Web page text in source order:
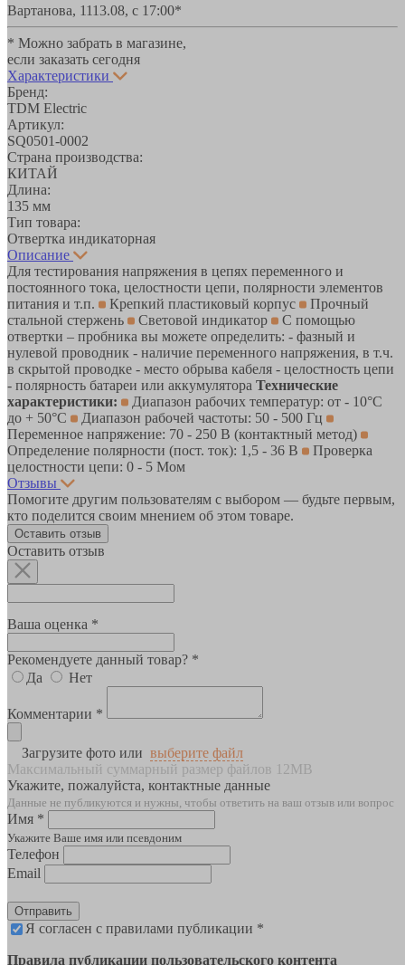
Вартанова, 1113.08, с 17:00*
* Можно забрать в магазине,
если заказать сегодня
Характеристики
Бренд:
TDM Electric
Артикул:
SQ0501-0002
Страна производства:
КИТАЙ
Длина:
135 мм
Тип товара:
Отвертка индикаторная
Описание
Для тестирования напряжения в цепях переменного и
постоянного тока, целостности цепи, полярности элементов
питания и т.п.
Крепкий пластиковый корпус
Прочный
стальной стержень
Световой индикатор
С помощью
отвертки – пробника вы можете определить: - фазный и
нулевой проводник - наличие переменного напряжения, в т.ч.
в скрытой проводке - место обрыва кабеля - целостность цепи
- полярность батареи или аккумулятора Технические
характеристики:
Диапазон рабочих температур: от - 10°С
до + 50°С
Диапазон рабочей частоты: 50 - 500 Гц
Переменное напряжение: 70 - 250 В (контактный метод)
Определение полярности (пост. ток): 1,5 - 36 В
Проверка
целостности цепи: 0 - 5 Мом
Отзывы
Помогите другим пользователям с выбором — будьте первым,
кто поделится своим мнением об этом товаре.
Оставить отзыв
Оставить отзыв
Ваша оценка *
Рекомендуете данный товар? *
Да
Нет
Комментарии *
Загрузите фото или выберите файл
Максимальный суммарный размер файлов 12MB
Укажите, пожалуйста, контактные данные
Данные не публикуются и нужны, чтобы ответить на ваш отзыв или вопрос
Имя *
Укажите Ваше имя или псевдоним
Телефон
Email
Отправить
Я согласен с правилами публикации *
Правила публикации пользовательского контента